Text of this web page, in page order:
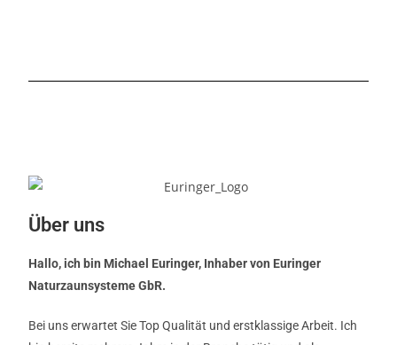
Über uns
Hallo, ich bin Michael Euringer, Inhaber von Euringer
Naturzaunsysteme GbR.
Bei uns erwartet Sie Top Qualität und erstklassige Arbeit. Ich